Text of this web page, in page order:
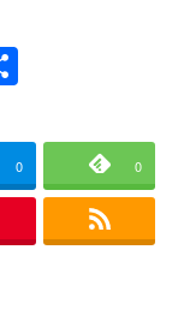
共
0 0